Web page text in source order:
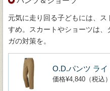
元気に走り回る子どもには、
すめ。スカートやショーツは
ガの対策を。
O.D.パンツ ライ
価格¥4,840（税込）